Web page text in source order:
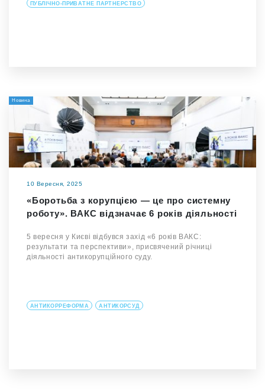
ПУБЛІЧНО-ПРИВАТНЕ ПАРТНЕРСТВО
Новина
10 Вересня, 2025
«Боротьба з корупцією — це про системну
роботу». ВАКС відзначає 6 років діяльності
5 вересня у Києві відбувся захід «6 років ВАКС:
результати та перспективи», присвячений річниці
діяльності антикорупційного суду.
АНТИКОРРЕФОРМА АНТИКОРСУД